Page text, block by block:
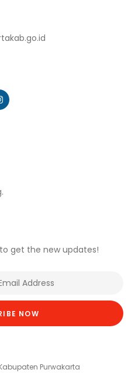
get the new updates!
NOW
Purwakarta